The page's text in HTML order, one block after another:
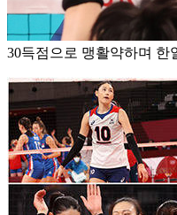
30득점으로 맹활약하며 한